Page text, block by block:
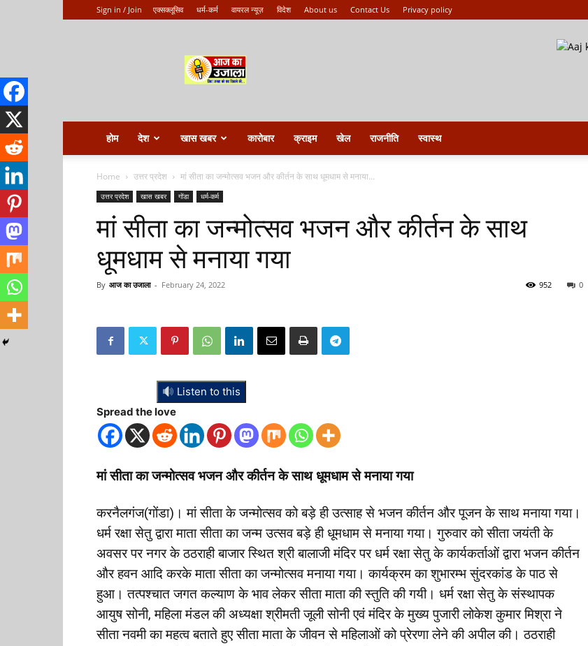
Sign in / Join एक्सक्लूसिव धर्म-कर्म वायरल न्यूज़ विदेश About us Contact Us Privacy policy
ka
ujala
होम देश खास खबर कारोबार क्राइम खेल राजनीति स्वास्थ
Home उत्तर प्रदेश मां सीता का जन्मोत्सव भजन और कीर्तन के साथ धूमधाम से मनाया...
उत्तर प्रदेश खास खबर गोंडा धर्म-कर्म
मां सीता का जन्मोत्सव भजन और कीर्तन के साथ
धूमधाम से मनाया गया
By आज का उजाला - February 24, 2022 0
952
Listen to this
Spread the love
मां सीता का जन्मोत्सव भजन और कीर्तन के साथ धूमधाम से मनाया गया
करनैलगंज(गोंडा)। मां सीता के जन्मोत्सव को बड़े ही उत्साह से भजन कीर्तन और पूजन के साथ मनाया गया।
धर्म रक्षा सेतु द्वारा माता सीता का जन्म उत्सव बड़े ही धूमधाम से मनाया गया। गुरुवार को सीता जयंती के
अवसर पर नगर के ठठराही बाजार स्थित श्री बालाजी मंदिर पर धर्म रक्षा सेतु के कार्यकर्ताओं द्वारा‌ भजन कीर्तन
और हवन आदि करके माता सीता का जन्मोत्सव मनाया गया। कार्यक्रम का शुभारम्भ सुंदरकांड के पाठ से
हुआ। तत्पश्चात जगत कल्याण के भाव लेकर सीता माता की स्तुति की गयी। धर्म रक्षा सेतु के संस्थापक
आयुष सोनी, महिला मंडल की अध्यक्षा श्रीमती जूली सोनी एवं मंदिर के मुख्य पुजारी लोकेश कुमार मिश्रा ने
सीता नवमी का महत्व बताते हुए सीता माता के जीवन से महिलाओं को प्रेरणा लेने की अपील की। ठठराही